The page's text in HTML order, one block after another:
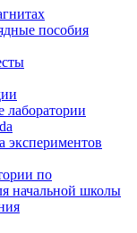
пособия
экспериментов
по
начальной школы